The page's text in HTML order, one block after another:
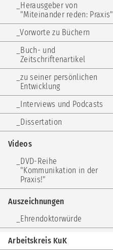
Herausgeber von
"Miteinander reden: Praxis"
Vorworte zu Büchern
Buch- und
Zeitschriftenartikel
zu seiner persönlichen
Entwicklung
Interviews und Podcasts
Dissertation
Videos
DVD-Reihe
"Kommunikation in der
Praxis!"
Auszeichnungen
Ehrendoktorwürde
Arbeitskreis KuK